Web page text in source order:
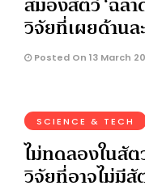
วิจัยที่เผยด้าน
Posted On 13 March
SCIENCE & TECH
ไม่ทดลองในสัต
วิจัยที่อาจไม่มี